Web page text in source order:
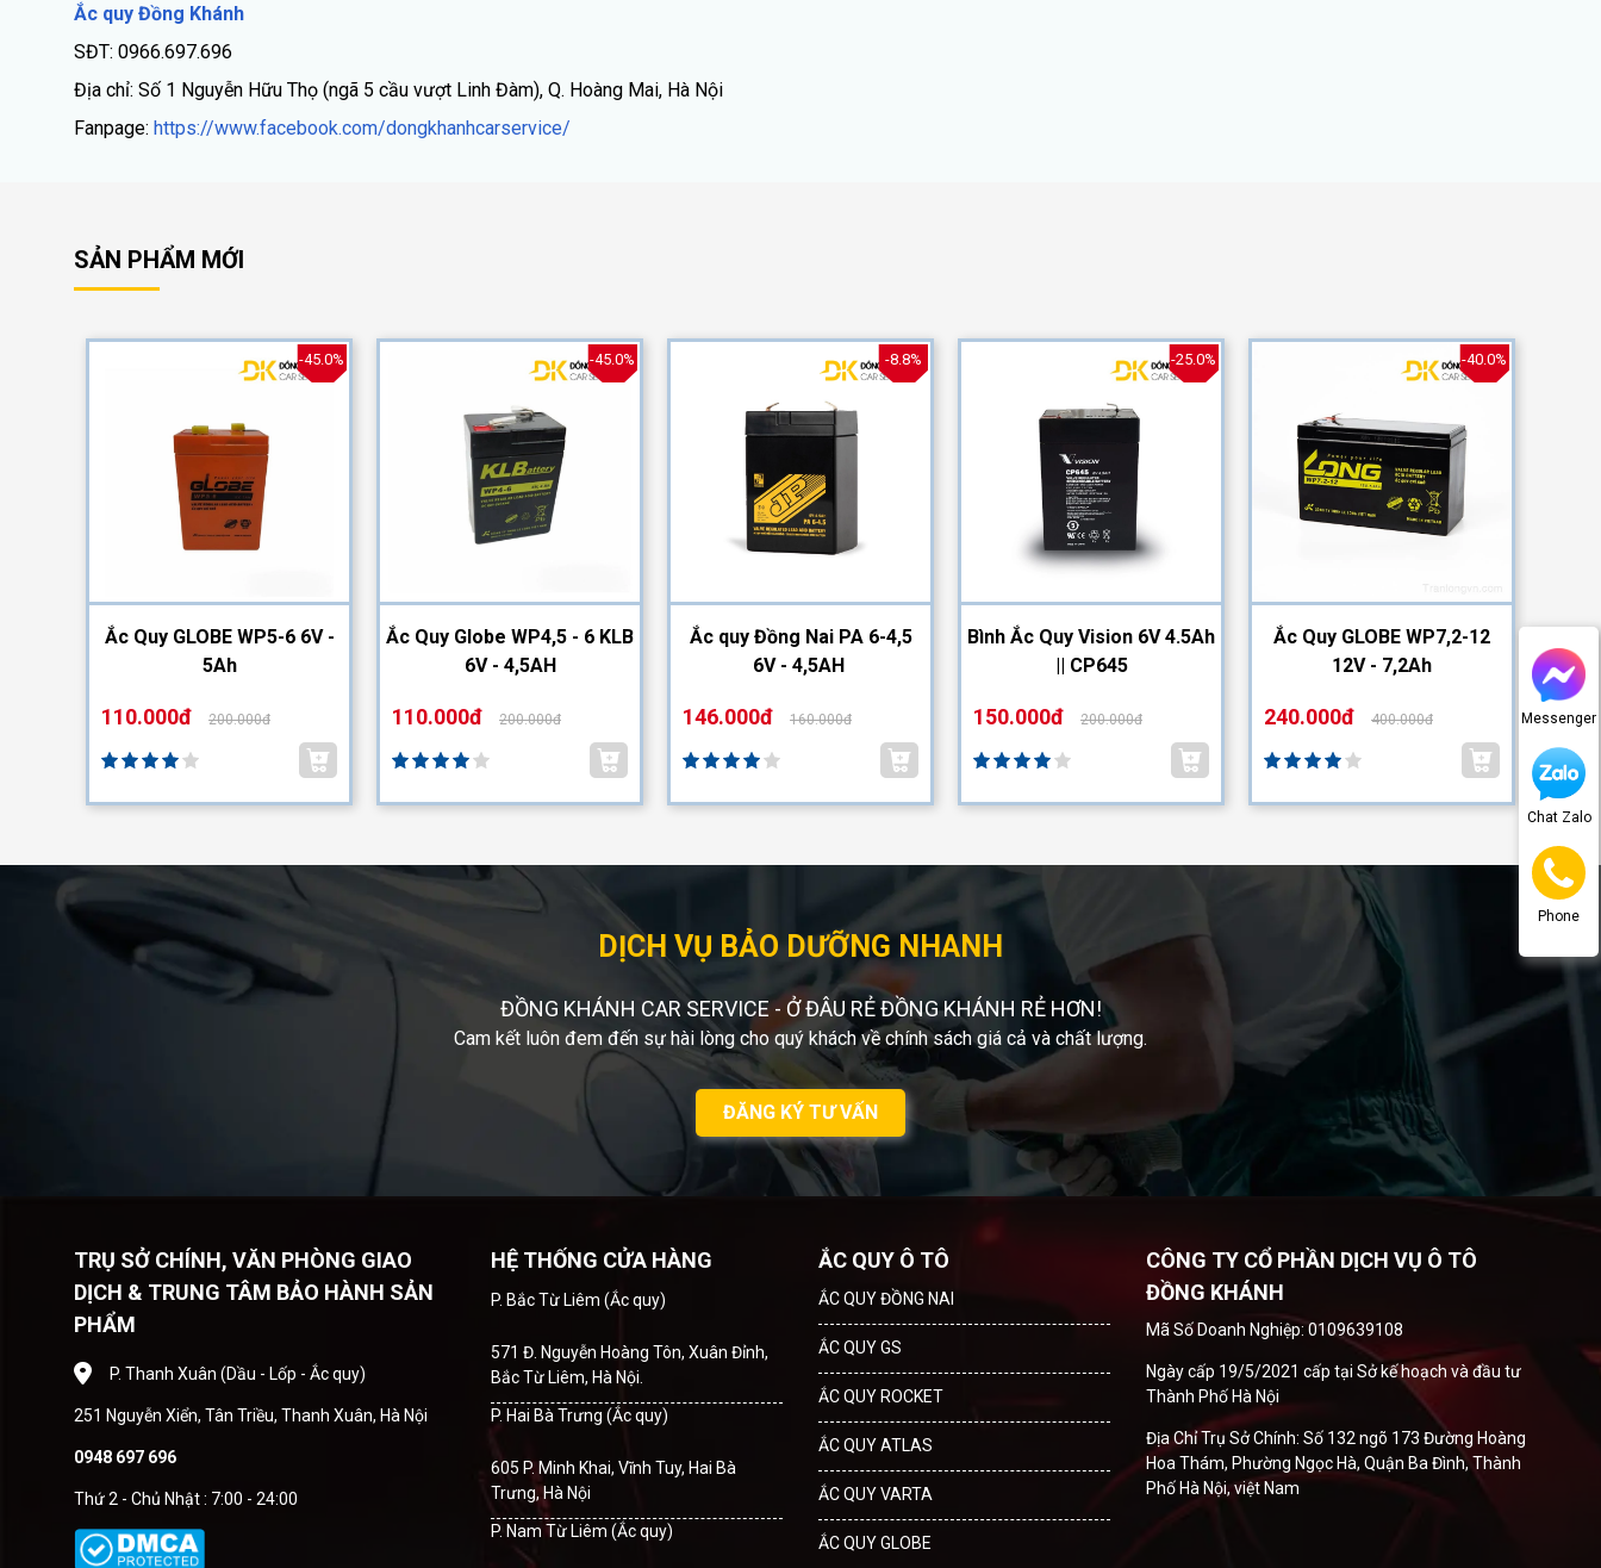
Messenger
Chat Zalo
Phone
Ắc quy Đồng Khánh
SĐT: 0966.697.696
Địa chỉ: Số 1 Nguyễn Hữu Thọ (ngã 5 cầu vượt Linh Đàm), Q. Hoàng Mai, Hà Nội
Fanpage: https://www.facebook.com/dongkhanhcarservice/
SẢN PHẨM MỚI
-45.0%
Ắc Quy GLOBE WP5-6 6V -
5Ah
110.000đ 200.000đ
-45.0%
Ắc Quy Globe WP4,5 - 6 KLB
6V - 4,5AH
110.000đ 200.000đ
-8.8%
Ắc quy Đồng Nai PA 6-4,5
6V - 4,5AH
146.000đ 160.000đ
-25.0%
Bình Ắc Quy Vision 6V 4.5Ah
|| CP645
150.000đ 200.000đ
-40.0%
Ắc Quy GLOBE WP7,2-12
12V - 7,2Ah
240.000đ 400.000đ
Ắc
DỊCH VỤ BẢO DƯỠNG NHANH
ĐỒNG KHÁNH CAR SERVICE - Ở ĐÂU RẺ ĐỒNG KHÁNH RẺ HƠN!
Cam kết luôn đem đến sự hài lòng cho quý khách về chính sách giá cả và chất lượng.
ĐĂNG KÝ TƯ VẤN
TRỤ SỞ CHÍNH, VĂN PHÒNG GIAO
DỊCH & TRUNG TÂM BẢO HÀNH SẢN
PHẨM
P. Thanh Xuân (Dầu - Lốp - Ắc quy)
251 Nguyễn Xiển, Tân Triều, Thanh Xuân, Hà Nội
0948 697 696
Thứ 2 - Chủ Nhật : 7:00 - 24:00
HỆ THỐNG CỬA HÀNG
P. Bắc Từ Liêm (Ắc quy)
571 Đ. Nguyễn Hoàng Tôn, Xuân Đỉnh,
Bắc Từ Liêm, Hà Nội.
P. Hai Bà Trưng (Ắc quy)
605 P. Minh Khai, Vĩnh Tuy, Hai Bà
Trưng, Hà Nội
P. Nam Từ Liêm (Ắc quy)
ẮC QUY Ô TÔ
ẮC QUY ĐỒNG NAI
ẮC QUY GS
ẮC QUY ROCKET
ẮC QUY ATLAS
ẮC QUY VARTA
ẮC QUY GLOBE
CÔNG TY CỔ PHẦN DỊCH VỤ Ô TÔ
ĐỒNG KHÁNH
Mã Số Doanh Nghiệp: 0109639108
Ngày cấp 19/5/2021 cấp tại Sở kế hoạch và đầu tư
Thành Phố Hà Nội
Địa Chỉ Trụ Sở Chính: Số 132 ngõ 173 Đường Hoàng
Hoa Thám, Phường Ngọc Hà, Quận Ba Đình, Thành
Phố Hà Nội, việt Nam